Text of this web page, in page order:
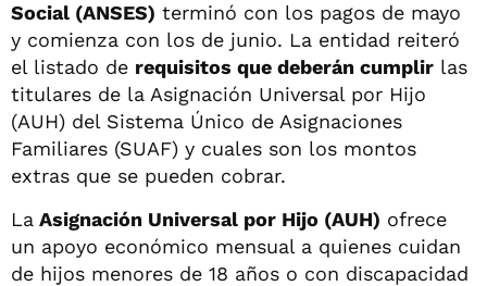
Social (ANSES) terminó con los pagos de mayo
y comienza con los de junio. La entidad reiteró
el listado de requisitos que deberán cumplir las
titulares de la Asignación Universal por Hijo
(AUH) del Sistema Único de Asignaciones
Familiares (SUAF) y cuales son los montos
extras que se pueden cobrar.
La Asignación Universal por Hijo (AUH) ofrece
un apoyo económico mensual a quienes cuidan
de hijos menores de 18 años o con discapacidad